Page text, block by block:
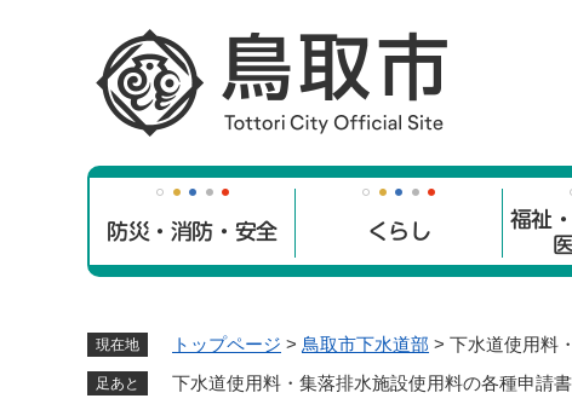
防災・消防・安全 くらし
福祉
現在地 トップページ > 鳥取市下水道部 > 下水道使用料
足あと 下水道使用料・集落排水施設使用料の各種申請